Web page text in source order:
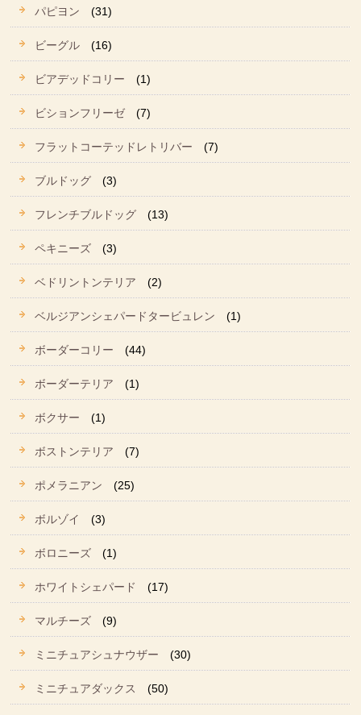
パピヨン (31)
ビーグル (16)
ビアデッドコリー (1)
ビションフリーゼ (7)
フラットコーテッドレトリバー (7)
ブルドッグ (3)
フレンチブルドッグ (13)
ペキニーズ (3)
ベドリントンテリア (2)
ベルジアンシェパードタービュレン (1)
ボーダーコリー (44)
ボーダーテリア (1)
ボクサー (1)
ボストンテリア (7)
ポメラニアン (25)
ボルゾイ (3)
ボロニーズ (1)
ホワイトシェパード (17)
マルチーズ (9)
ミニチュアシュナウザー (30)
ミニチュアダックス (50)